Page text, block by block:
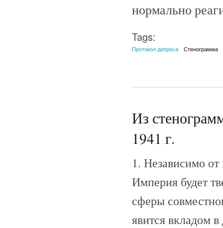
нормально
Tags:
Протокол допроса Стенограмма
Из
1941 г.
1. Независимо
Империя будет
сферы
явится вкладом